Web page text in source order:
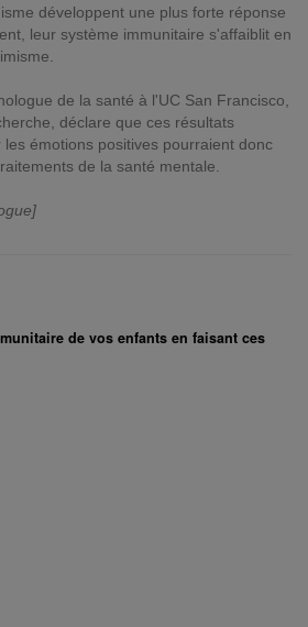
développent une plus forte réponse
leur système immunitaire s'affaiblit en
de la santé à l'UC San Francisco,
déclare que ces résultats
émotions positives pourraient donc
de la santé mentale.
de vos enfants en faisant ces